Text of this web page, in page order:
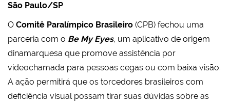
São Paulo/SP
O Comitê Paralímpico Brasileiro (CPB) fechou uma
parceria com o Be My Eyes, um aplicativo de origem
dinamarquesa que promove assistência por
videochamada para pessoas cegas ou com baixa visão.
A ação permitirá que os torcedores brasileiros com
deficiência visual possam tirar suas dúvidas sobre as